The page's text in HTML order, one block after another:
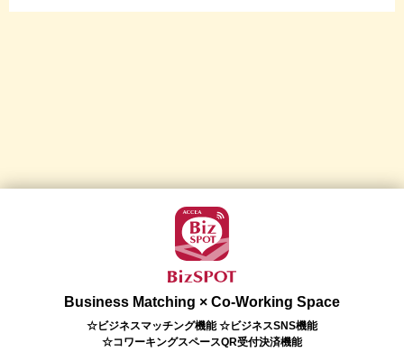
Business Matching × Co-Working Space
☆ビジネスマッチング機能 ☆ビジネスSNS機能
☆コワーキングスペースQR受付決済機能